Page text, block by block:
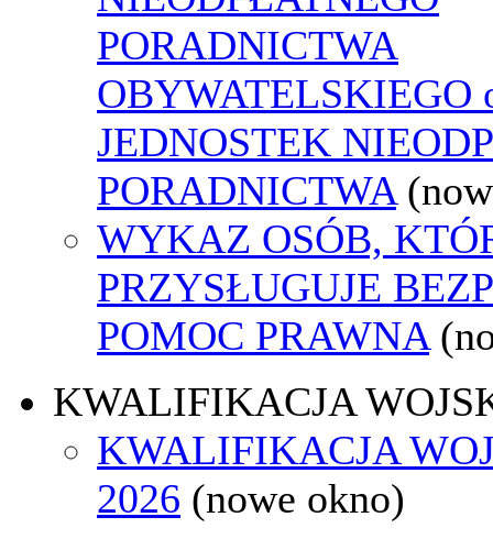
PORADNICTWA
OBYWATELSKIEGO
JEDNOSTEK
PORADNICTWA
WYKAZ OSÓB,
PRZYSŁUGUJE
POMOC PRAWNA
KWALIFIKACJA
KWALIFIKACJA
2026 (nowe okno)